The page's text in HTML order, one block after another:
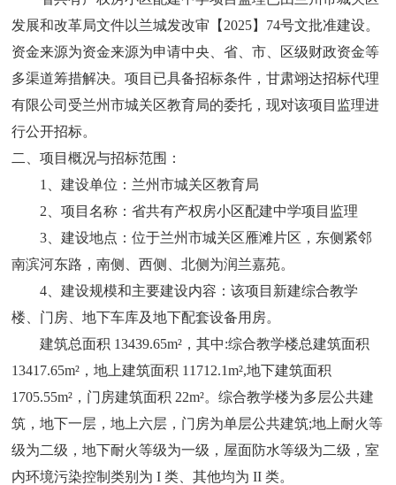
发展和改革局文件以兰城发改审【 2025】 74号文批准建设。
资金来源为资金来源为申请中央、省、市、区级财政资金等
多渠道筹措解决。项目已具备招标条件，甘肃翊达招标代理
有限公司受兰州市城关区教育局的委托，现对该项目监理进
行公开招标。
二、项目概况与招标范围：
1、建设单位：兰州市城关区教育局
2、项目名称：省共有产权房小区配建中学项目监理
3、建设地点：位于兰州市城关区雁滩片区，东侧紧邻
南滨河东路，南侧、西侧、北侧为润兰嘉苑。
4、建设规模和主要建设内容：该项目新建综合教学
楼、门房、地下车库及地下配套设备用房。
建筑总面积 13439.65m²，其中:综合教学楼总建筑面积
13417.65m²，地上建筑面积 11712.1m²,地下建筑面积
1705.55m²，门房建筑面积 22m²。综合教学楼为多层公共建
筑，地下一层，地上六层，门房为单层公共建筑;地上耐火等
级为二级，地下耐火等级为一级，屋面防水等级为二级，室
内环境污染控制类别为 I 类、其他均为 II 类。